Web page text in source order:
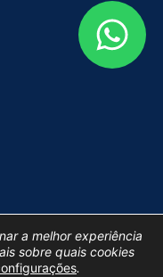
a melhor experiência
sobre quais cookies
.